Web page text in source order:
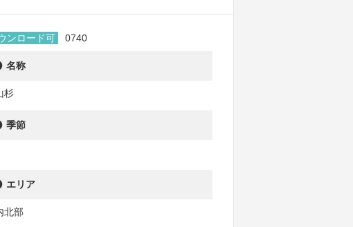
ンロード可 0740
名称
杉
季節
エリア
北部